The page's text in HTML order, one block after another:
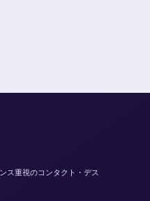
ス重視のコンタクト・デス